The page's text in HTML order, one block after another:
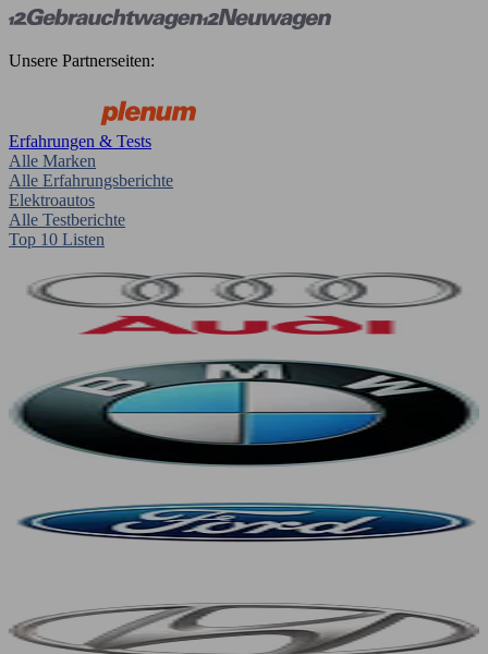
Unsere Partnerseiten:
Erfahrungen & Tests
Alle Marken
Alle Erfahrungsberichte
Elektroautos
Alle Testberichte
Top 10 Listen